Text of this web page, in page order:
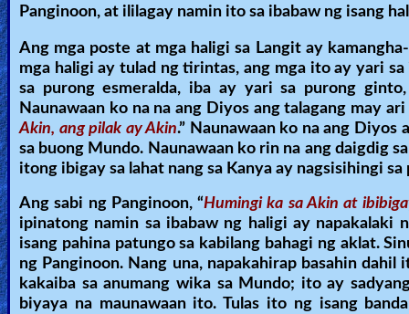
Islam
Other
Other
Languages
Contact/Feedback/Donate
Panginoon, at ililagay namin ito sa ibabaw ng isang
Ang mga poste at mga haligi sa Langit ay
mga haligi ay tulad ng tirintas, ang mga ito ay yari
sa purong esmeralda, iba ay yari sa purong
Naunawaan ko na na ang Diyos ang talagang may
Akin, ang pilak ay Akin.” Naunawaan ko na ang Diyos
sa buong Mundo. Naunawaan ko rin na ang daigdig
itong ibigay sa lahat nang sa Kanya ay nagsisihingi sa
Ang sabi ng Panginoon, “Humingi ka sa Akin at
ipinatong namin sa ibabaw ng haligi ay napakalaki
isang pahina patungo sa kabilang bahagi ng aklat.
ng Panginoon. Nang una, napakahirap basahin
kakaiba sa anumang wika sa Mundo; ito ay
biyaya na maunawaan ito. Tulas ito ng isang